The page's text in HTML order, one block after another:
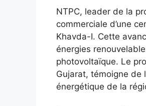
NTPC, leader de la
commerciale d’une
Khavda-I. Cette
énergies
photovoltaïque. Le
Gujarat, témoigne de
énergétique de la